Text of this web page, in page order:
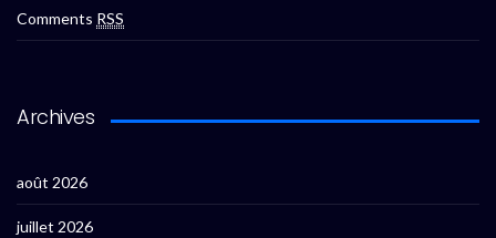
Comments RSS
Archives
août 2026
juillet 2026